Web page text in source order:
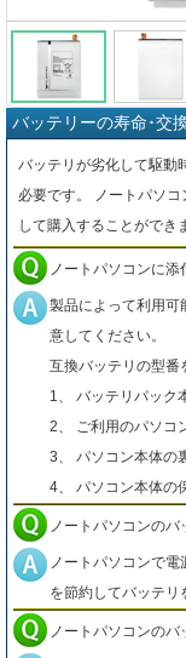
バッテリーの寿命･交
バッテリが劣化して駆動
必要です。 ノートパソ
して購入することができ
ノートパソコンに
製品によって利用可
意してください。
互換バッテリの型番
1、 バッテリパック
2、 ご利用のパソコ
3、 パソコン本体の
4、 パソコン本体の
ノートパソコンの
ノートパソコンで
を節約してバッテリ
ノートパソコンの